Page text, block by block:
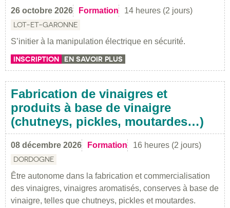
26 octobre 2026 Formation 14 heures (2 jours)
LOT-ET-GARONNE
S’initier à la manipulation électrique en sécurité.
INSCRIPTION EN SAVOIR PLUS
Fabrication de vinaigres et
produits à base de vinaigre
(chutneys, pickles, moutardes…)
08 décembre 2026 Formation 16 heures (2 jours)
DORDOGNE
Être autonome dans la fabrication et commercialisation
des vinaigres, vinaigres aromatisés, conserves à base de
vinaigre, telles que chutneys, pickles et moutardes.